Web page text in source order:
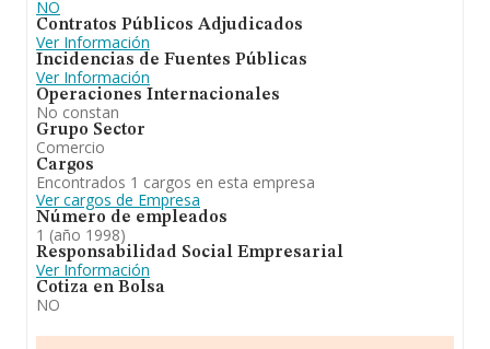
NO
Contratos Públicos Adjudicados
Ver Información
Incidencias de Fuentes Públicas
Ver Información
Operaciones Internacionales
No constan
Grupo Sector
Comercio
Cargos
Encontrados 1 cargos en esta empresa
Ver cargos de Empresa
Número de empleados
1 (año 1998)
Responsabilidad Social Empresarial
Ver Información
Cotiza en Bolsa
NO